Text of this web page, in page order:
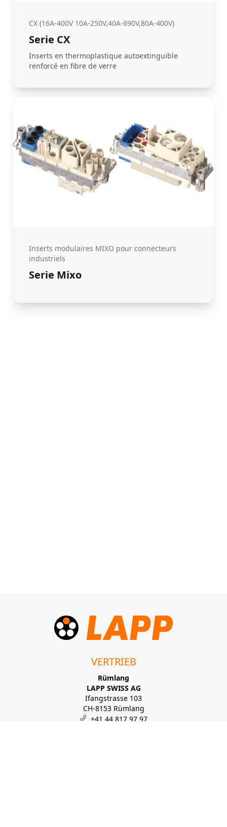
CX (16A-400V 10A-250V,40A-690V,80A-400V)
Serie CX
Inserts en thermoplastique autoextinguible
renforcé en fibre de verre
Inserts modulaires MIXO pour connecteurs
industriels
Serie Mixo
VERTRIEB
Rümlang
LAPP SWISS AG
Ifangstrasse 103
CH-8153 Rümlang
+41 44 817 97 97